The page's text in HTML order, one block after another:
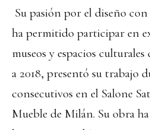
Su pasión por el diseño
ha permitido participar en
museos y espacios
a 2018, presentó su trabajo
consecutivos en el Salone
Mueble de Milán. Su obra